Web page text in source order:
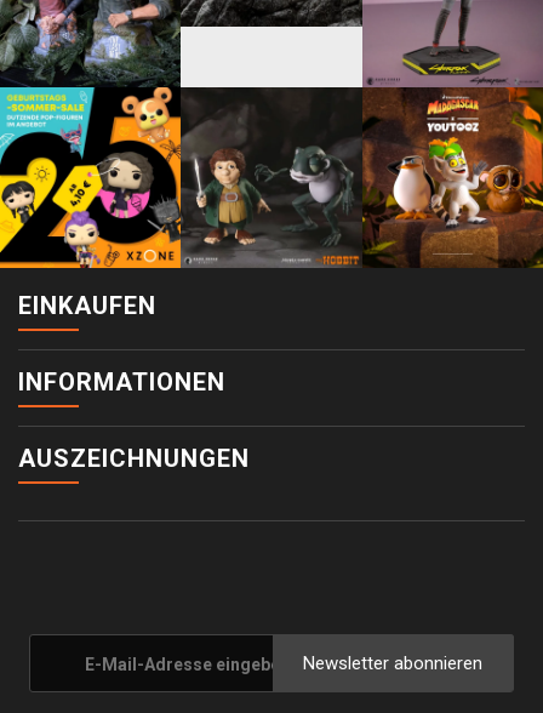
EINKAUFEN
INFORMATIONEN
AUSZEICHNUNGEN
Newsletter abonnieren